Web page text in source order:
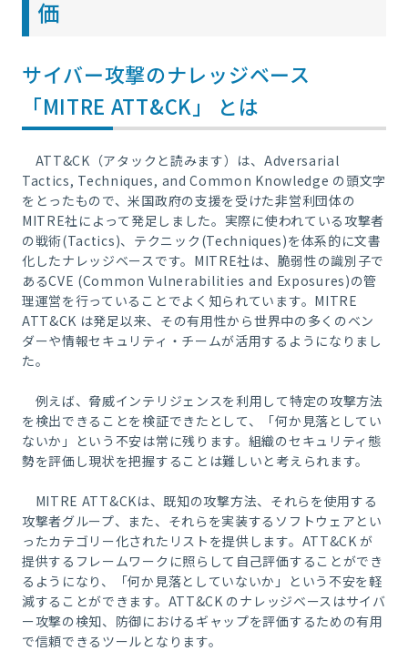
価
サイバー攻撃のナレッジベース
「MITRE ATT&CK」
とは
ATT&CK （アタックと読みます）は、 Adversarial
Tactics, Techniques, and Common Knowledge の頭文字
をとったもので、米国政府の支援を受けた非営利団体の
MITRE社によって発足しました。実際に使われている攻撃者
の戦術(Tactics)、テクニック (Techniques)を体系的に文書
化したナレッジベースです。 MITRE社は、脆弱性の識別子で
あるCVE (Common Vulnerabilities and Exposures)の管
理運営を行っていることでよく知られています。 MITRE
ATT&CK は発足以来、その有用性から世界中の多くのベン
ダーや情報セキュリティ・チームが活用するようになりまし
た。
例えば、脅威インテリジェンスを利用して特定の攻撃方法
を検出できることを検証できたとして、「何か見落としてい
ないか」という不安は常に残ります。組織のセキュリティ態
勢を評価し現状を把握することは難しいと考えられます。
MITRE ATT&CKは、既知の攻撃方法、それらを使用する
攻撃者グループ、また、それらを実装するソフトウェアとい
ったカテゴリー化されたリストを提供します。 ATT&CKが
提供するフレームワークに照らして自己評価することができ
るようになり、「何か見落としていないか」という不安を軽
減することができます。 ATT&CK のナレッジベースはサイバ
ー攻撃の検知、防御におけるギャップを評価するための有用
で信頼できるツールとなります。